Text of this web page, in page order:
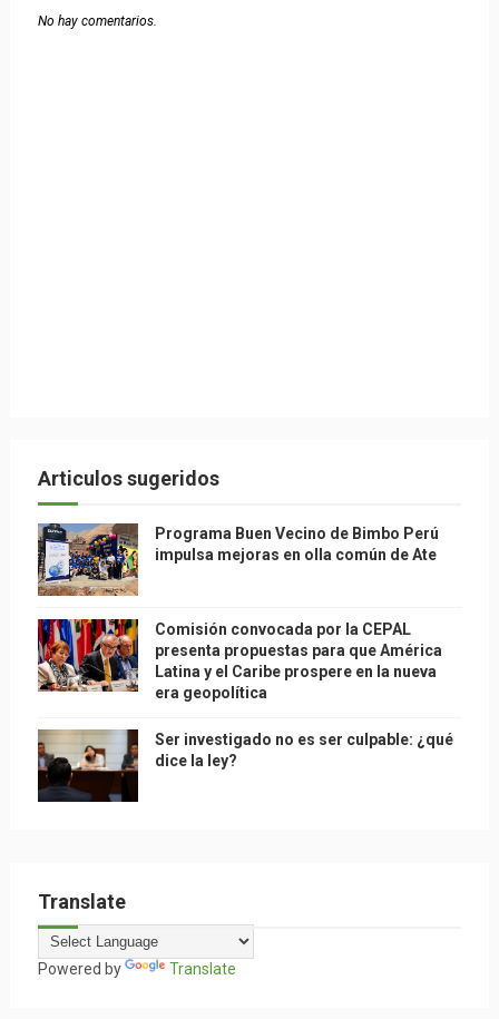
No hay comentarios.
Articulos sugeridos
Programa Buen Vecino de Bimbo Perú
impulsa mejoras en olla común de Ate
Comisión convocada por la CEPAL
presenta propuestas para que América
Latina y el Caribe prospere en la nueva
era geopolítica
Ser investigado no es ser culpable: ¿qué
dice la ley?
Translate
Powered by Translate